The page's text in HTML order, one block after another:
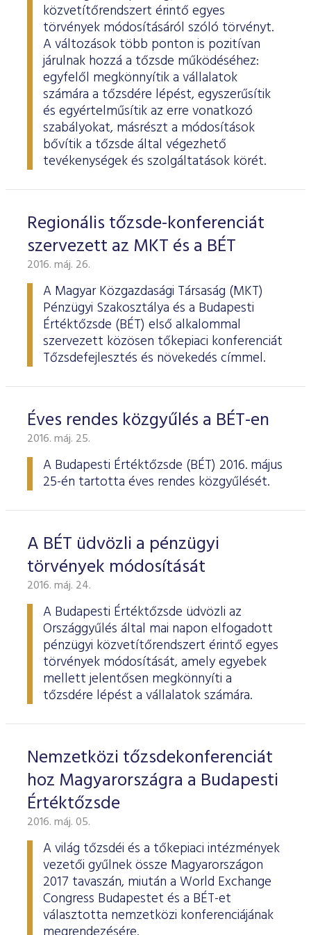
ESG Útmutató
közvetítőrendszert érintő egyes
törvények módosításáról szóló törvényt.
A változások több ponton is pozitívan
járulnak hozzá a tőzsde működéséhez:
egyfelől megkönnyítik a vállalatok
számára a tőzsdére lépést, egyszerűsítik
és egyértelműsítik az erre vonatkozó
szabályokat, másrészt a módosítások
bővítik a tőzsde által végezhető
tevékenységek és szolgáltatások körét.
Regionális tőzsde-konferenciát
szervezett az MKT és a BÉT
2016. máj. 26.
A Magyar Közgazdasági Társaság (MKT)
Pénzügyi Szakosztálya és a Budapesti
Értéktőzsde (BÉT) első alkalommal
szervezett közösen tőkepiaci konferenciát
Tőzsdefejlesztés és növekedés címmel.
Éves rendes közgyűlés a BÉT-en
2016. máj. 25.
A Budapesti Értéktőzsde (BÉT) 2016. május
25-én tartotta éves rendes köz­gyűlését.
A BÉT üdvözli a pénzügyi
törvények módosítását
2016. máj. 24.
A Budapesti Értéktőzsde üdvözli az
Országgyűlés által mai napon elfogadott
pénzügyi közvetítőrendszert érintő egyes
törvények módosítását, amely egyebek
mellett jelentősen megkönnyíti a
tőzsdére lépést a vállalatok számára.
Nemzetközi tőzsdekonferenciát
hoz Magyarországra a Budapesti
Értéktőzsde
2016. máj. 05.
A világ tőzsdéi és a tőkepiaci intézmények
vezetői gyűlnek össze Magyarországon
2017 tavaszán, miután a World Exchange
Congress Budapestet és a BÉT-et
választotta nemzetközi konferenciájának